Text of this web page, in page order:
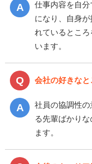
仕事内容を自分
になり、自身
れているとこ
います。
会社の好きな
社員の協調性
る先輩ばかり
ます。